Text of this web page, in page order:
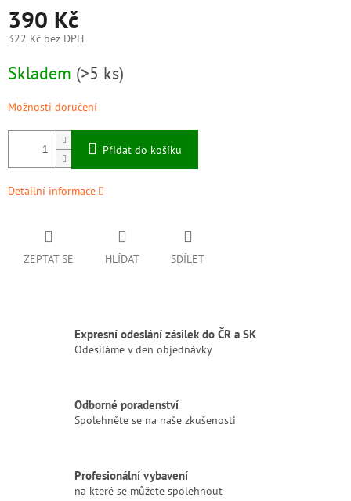
390 Kč
322 Kč bez DPH
cena:
Skladem (>5 ks)
Možnosti doručení
Přidat do košíku
Detailní informace
ZEPTAT SE HLÍDAT SDÍLET
Expresní odeslání zásilek do ČR a SK
Odesíláme v den objednávky
Odborné poradenství
Spolehněte se na naše zkušenosti
Profesionální vybavení
na které se můžete spolehnout